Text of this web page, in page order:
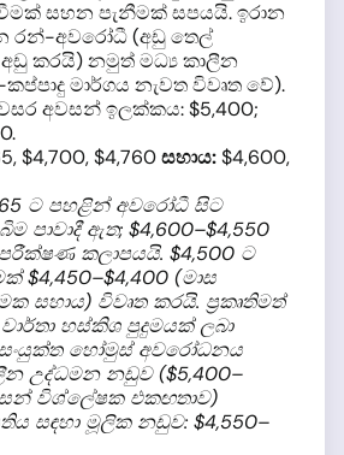
සහන පැනීමක් සපයයි. ඉරාන
රන්-අවරෝධී (අඩු තෙල්
කරයි) නමුත් මධ්‍ය කාලීන
මාර්ගය නැවත විවෘත වේ).
වසර අවසන් ඉලක්කය: $5,400;
$4,700, $4,760සහාය:$4,600,
ට පහළින් අවරෝධී සිට
පාවාදී ඇත; $4,600–$4,550
කලාපයයි. $4,500 ට
$4,450–$4,400 (මාස
සහාය) විවෘත කරයි. ප්‍රකෘතිමත්
වාර්තා හස්කිශ පුදුමයක් ලබා
හෝමුස් අවරෝධනය
උද්ධමන නඩුව ($5,400–
විශ්ලේෂක එකඟතාව)
සඳහා මූලික නඩුව: $4,550–